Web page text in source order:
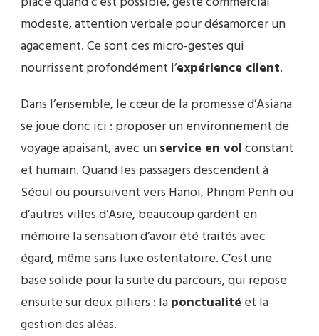
modeste, attention verbale pour désamorcer un
agacement. Ce sont ces micro-gestes qui
nourrissent profondément l’expérience client.
Dans l’ensemble, le cœur de la promesse d’Asiana
se joue donc ici : proposer un environnement de
voyage apaisant, avec unservice en volconstant
et humain. Quand les passagers descendent à
Séoul ou poursuivent vers Hanoï, Phnom Penh ou
d’autres villes d’Asie, beaucoup gardent en
mémoire la sensation d’avoir été traités avec
égard, même sans luxe ostentatoire. C’est une
base solide pour la suite du parcours, qui repose
ensuite sur deux piliers : laponctualité et la
gestion des aléas.